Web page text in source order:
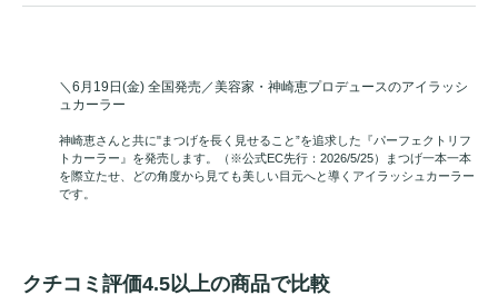
＼6月19日(金) 全国発売／美容家・神崎恵プロデュースのアイラッシ
ュカーラー
神崎恵さんと共に"まつげを長く見せること”を追求した『パーフェクトリフ
トカーラー』を発売します。（※公式EC先行：2026/5/25）まつげ一本一本
を際立たせ、どの角度から見ても美しい目元へと導くアイラッシュカーラー
です。
クチコミ評価4.5以上の商品で比較